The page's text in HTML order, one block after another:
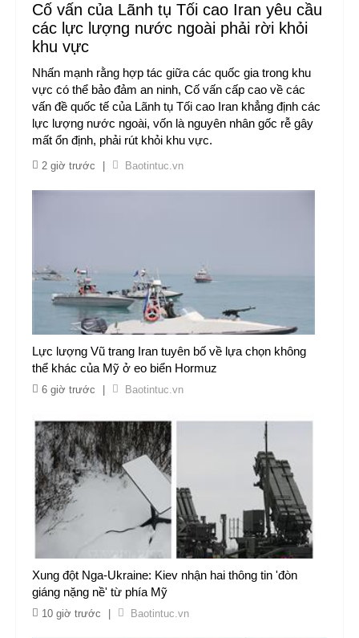
Cố vấn của Lãnh tụ Tối cao Iran yêu cầu
các lực lượng nước ngoài phải rời khỏi
khu vực
Nhấn mạnh rằng hợp tác giữa các quốc gia trong khu
vực có thể bảo đảm an ninh, Cố vấn cấp cao về các
vấn đề quốc tế của Lãnh tụ Tối cao Iran khẳng định các
lực lượng nước ngoài, vốn là nguyên nhân gốc rễ gây
mất ổn định, phải rút khỏi khu vực.
2 giờ trước Baotintuc.vn
Lực lượng Vũ trang Iran tuyên bố về lựa chọn không
thể khác của Mỹ ở eo biển Hormuz
6 giờ trước Baotintuc.vn
Xung đột Nga-Ukraine: Kiev nhận hai thông tin 'đòn
giáng nặng nề' từ phía Mỹ
10 giờ trước Baotintuc.vn